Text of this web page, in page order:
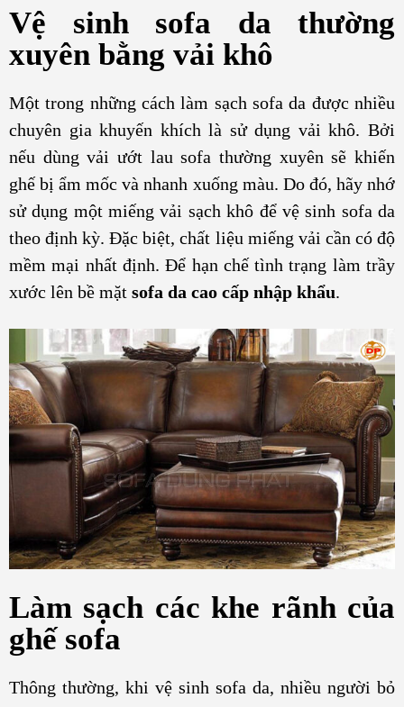
Vệ sinh sofa da thường
xuyên bằng vải khô
Một trong những cách làm sạch sofa da được nhiều
chuyên gia khuyến khích là sử dụng vải khô. Bởi
nếu dùng vải ướt lau sofa thường xuyên sẽ khiến
ghế bị ẩm mốc và nhanh xuống màu. Do đó, hãy nhớ
sử dụng một miếng vải sạch khô để vệ sinh sofa da
theo định kỳ. Đặc biệt, chất liệu miếng vải cần có độ
mềm mại nhất định. Để hạn chế tình trạng làm trầy
xước lên bề mặt sofa da cao cấp nhập khẩu.
Làm sạch các khe rãnh của
ghế sofa
Thông thường, khi vệ sinh sofa da, nhiều người bỏ